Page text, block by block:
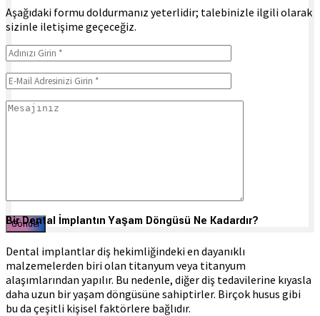
Aşağıdaki formu doldurmanız yeterlidir; talebinizle ilgili olarak
sizinle iletişime geçeceğiz.
Bir Dental İmplantın Yaşam Döngüsü Ne Kadardır?
Dental implantlar diş hekimliğindeki en dayanıklı
malzemelerden biri olan titanyum veya titanyum
alaşımlarından yapılır. Bu nedenle, diğer diş tedavilerine kıyasla
daha uzun bir yaşam döngüsüne sahiptirler. Birçok husus gibi
bu da çeşitli kişisel faktörlere bağlıdır.